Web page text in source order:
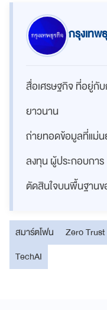
กรุงเทพ
สื่อเศรษฐกิจ ที่อยู่กับ
ยาวนาน
ถ่ายทอดข้อมูลที่แม่น
ลงทุน ผู้ประกอบการ
ตัดสินใจบนพื้นฐานขอ
สมาร์ตโฟน Zero Trust
TechAI